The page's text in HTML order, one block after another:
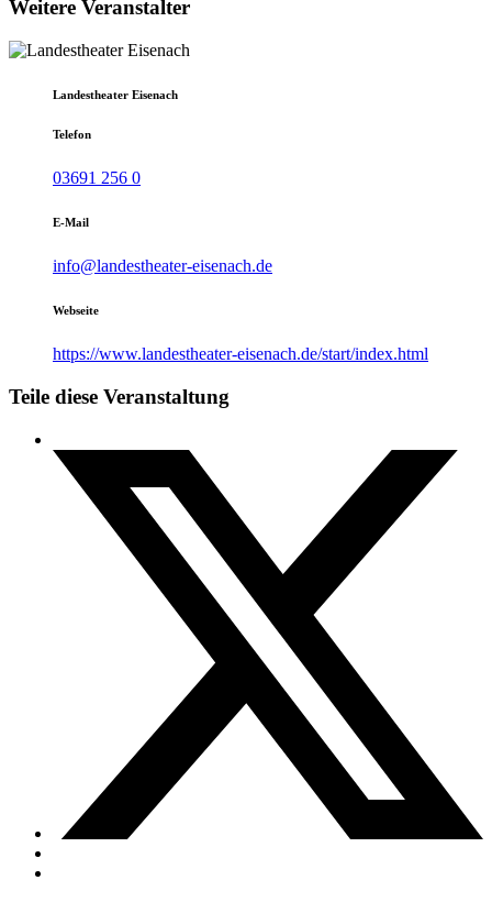
Weitere Veranstalter
Landestheater Eisenach
Telefon
03691 256 0
E-Mail
info@landestheater-eisenach.de
Webseite
https://www.landestheater-eisenach.de/start/index.html
Teile diese Veranstaltung